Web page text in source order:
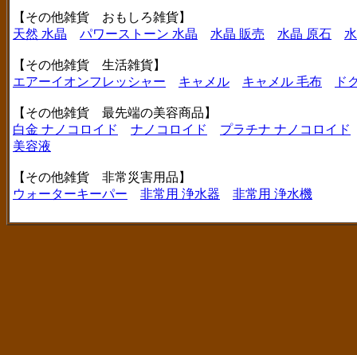
【その他雑貨 おもしろ雑貨】
天然 水晶
パワーストーン 水晶 水晶 販売 水晶 原石
【その他雑貨 生活雑貨】
エアーイオンフレッシャー
キャメル キャメル 毛布 ド
【その他雑貨 最先端の美容商品】
白金 ナノコロイド
ナノコロイド
プラチナ ナノコロイド
美容液
【その他雑貨 非常災害用品】
ウォーターキーパー
非常用 浄水器 非常用 浄水機